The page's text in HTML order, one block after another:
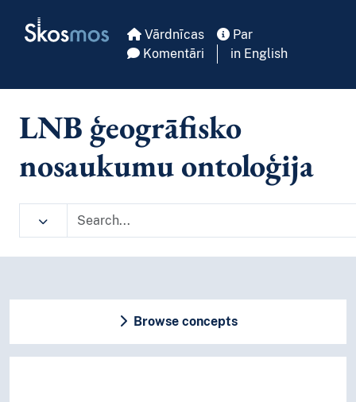
Skosmos Vārdnīcas
Par
Komentāri
in English
LNB ģeogrāfisko
nosaukumu ontoloģija
Browse concepts